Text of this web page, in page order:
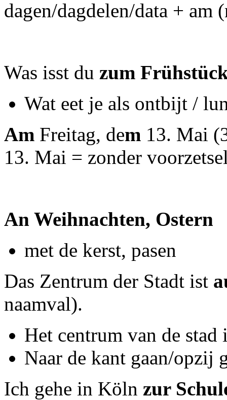
dagen/dagdelen/data + am
Was isst du zum
Wat eet je als ontbijt /
Am Freitag, dem 13. Mai
13. Mai = zonder
An Weihnachten, Ostern
met de kerst, pasen
Das Zentrum der Stadt ist
naamval).
Het centrum van de stad
Naar de kant gaan/opzij
Ich gehe in Köln zur